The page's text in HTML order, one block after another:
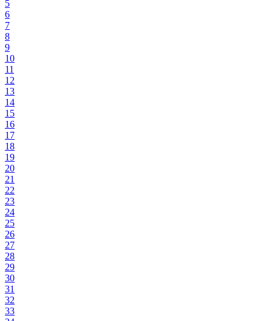
5
6
7
8
9
10
11
12
13
14
15
16
17
18
19
20
21
22
23
24
25
26
27
28
29
30
31
32
33